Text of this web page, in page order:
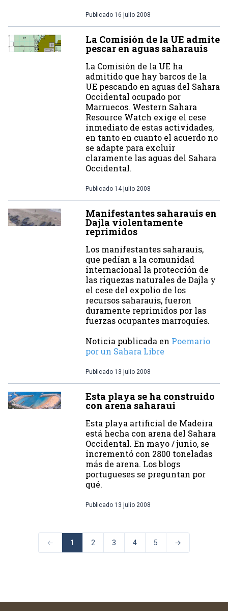
Publicado 16 julio 2008
La Comisión de la UE admite
pescar en aguas saharauis
La Comisión de la UE ha
admitido que hay barcos de la
UE pescando en aguas del Sahara
Occidental ocupado por
Marruecos. Western Sahara
Resource Watch exige el cese
inmediato de estas actividades,
en tanto en cuanto el acuerdo no
se adapte para excluir
claramente las aguas del Sahara
Occidental.
Publicado 14 julio 2008
Manifestantes saharauis en
Dajla violentamente
reprimidos
Los manifestantes saharauis,
que pedían a la comunidad
internacional la protección de
las riquezas naturales de Dajla y
el cese del expolio de los
recursos saharauis, fueron
duramente reprimidos por las
fuerzas ocupantes marroquíes.
Noticia publicada en Poemario
por un Sahara Libre
Publicado 13 julio 2008
Esta playa se ha construido
con arena saharaui
Esta playa artificial de Madeira
está hecha con arena del Sahara
Occidental. En mayo / junio, se
incrementó con 2800 toneladas
más de arena. Los blogs
portugueses se preguntan por
qué.
Publicado 13 julio 2008
← 1 2 3 4 5 →